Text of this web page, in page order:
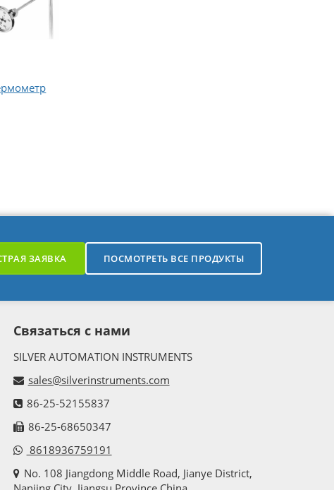
ЗАЯВКА ПОСМОТРЕТЬ ВСЕ ПРОДУКТЫ
Связаться с нами
SILVER AUTOMATION INSTRUMENTS
sales@silverinstruments.com
86-25-52155837
86-25-68650347
8618936759191
No. 108 Jiangdong Middle Road, Jianye District,